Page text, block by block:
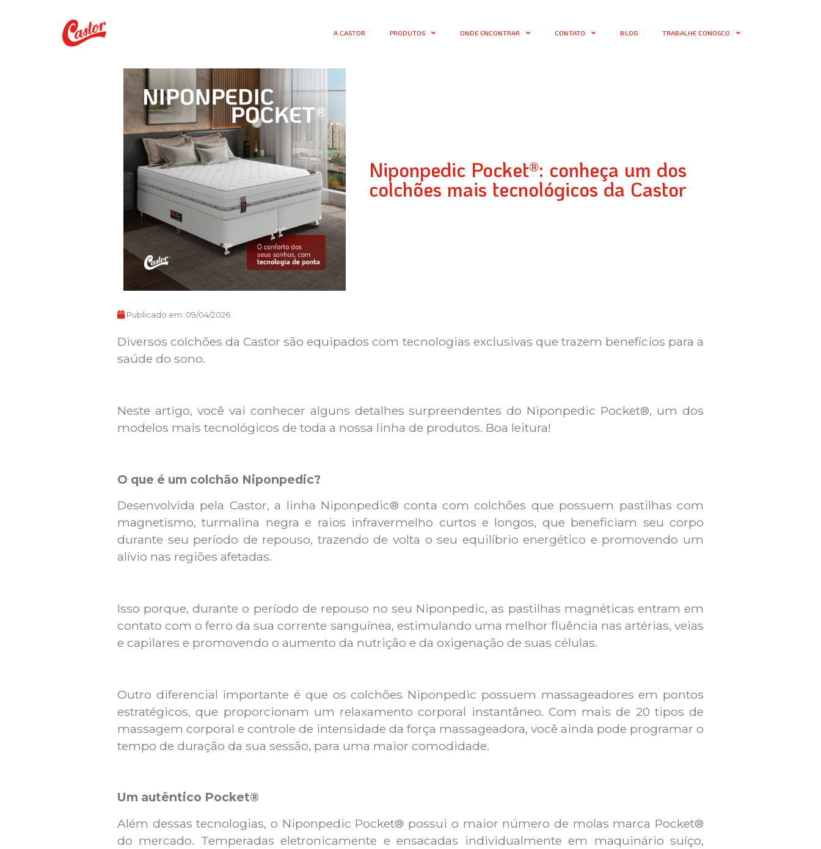
A CASTOR PRODUTOS ONDE ENCONTRAR CONTATO BLOG TRABALHE CONOSCO
Niponpedic Pocket®: conheça um dos
colchões mais tecnológicos da Castor
Publicado em: 09/04/2026
Diversos colchões da Castor são equipados com tecnologias exclusivas que trazem benefícios para a
saúde do sono.
Neste artigo, você vai conhecer alguns detalhes surpreendentes do Niponpedic Pocket®, um dos
modelos mais tecnológicos de toda a nossa linha de produtos. Boa leitura!
O que é um colchão Niponpedic?
Desenvolvida pela Castor, a linha Niponpedic® conta com colchões que possuem pastilhas com
magnetismo, turmalina negra e raios infravermelho curtos e longos, que beneficiam seu corpo
durante seu período de repouso, trazendo de volta o seu equilíbrio energético e promovendo um
alívio nas regiões afetadas.
Isso porque, durante o período de repouso no seu Niponpedic, as pastilhas magnéticas entram em
contato com o ferro da sua corrente sanguínea, estimulando uma melhor fluência nas artérias, veias
e capilares e promovendo o aumento da nutrição e da oxigenação de suas células.
Outro diferencial importante é que os colchões Niponpedic possuem massageadores em pontos
estratégicos, que proporcionam um relaxamento corporal instantâneo. Com mais de 20 tipos de
massagem corporal e controle de intensidade da força massageadora, você ainda pode programar o
tempo de duração da sua sessão, para uma maior comodidade.
Um autêntico Pocket®
Além dessas tecnologias, o Niponpedic Pocket® possui o maior número de molas marca Pocket®
do mercado. Temperadas eletronicamente e ensacadas individualmente em maquinário suíço,